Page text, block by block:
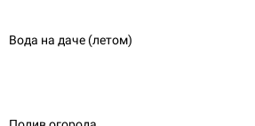
Вода на даче (летом)